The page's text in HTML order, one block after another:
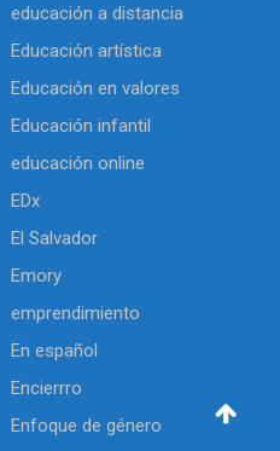
educación a distancia
Educación artística
Educación en valores
Educación infantil
educación online
EDx
El Salvador
Emory
emprendimiento
En español
Encierrro
Enfoque de género